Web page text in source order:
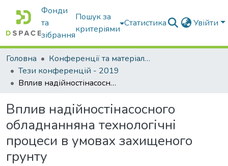
Фонди
та
зібрання
Пошук за
критеріями
Статистика Увійти
Головна
Конференції та матеріали конференцій
Тези конференцій - 2019
Вплив надійностінасосного обладнанняна технологічні процеси в умовах захищеного грунту
Вплив надійностінасосного
обладнанняна технологічні
процеси в умовах захищеного
грунту